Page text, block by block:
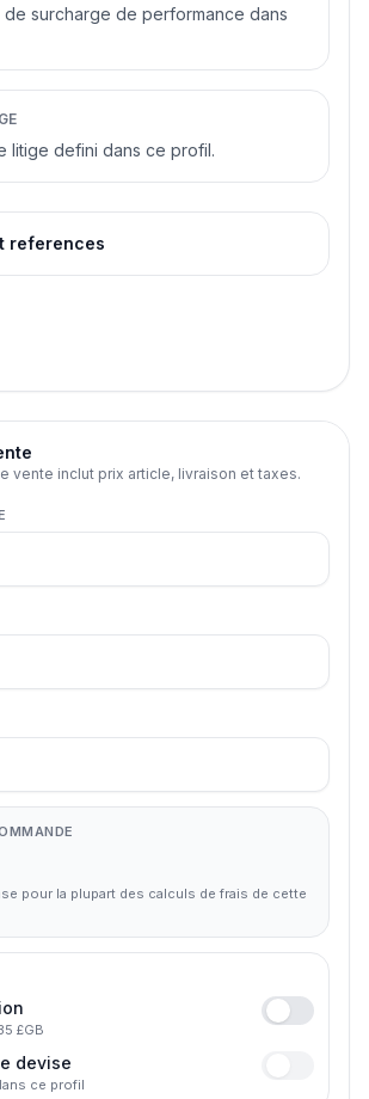
surcharge de performance dans
litige defini dans ce profil.
references
vente inclut prix article, livraison et taxes.
pour la plupart des calculs de frais de cette
£GB
devise
ce profil